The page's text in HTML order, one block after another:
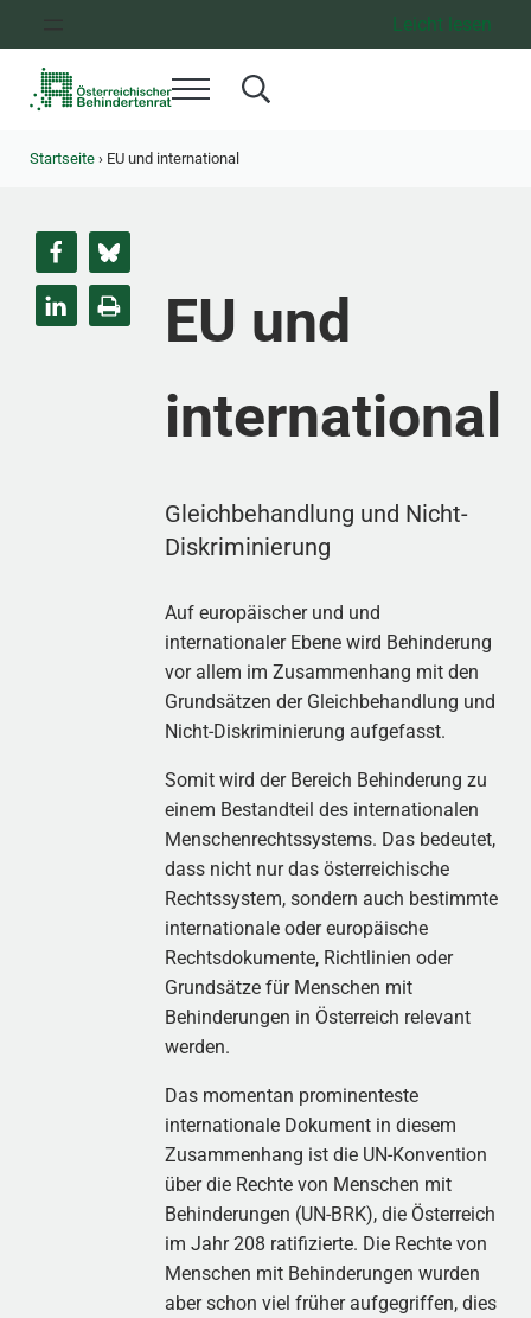
Leicht lesen
Menü Search...
Startseite ›EU und international
EU und
international
Gleichbehandlung und Nicht-
Diskriminierung
Auf europäischer und und
internationaler Ebene wird Behinderung
vor allem im Zusammenhang mit den
Grundsätzen der Gleichbehandlung und
Nicht-Diskriminierung aufgefasst.
Somit wird der Bereich Behinderung zu
einem Bestandteil des internationalen
Menschenrechtssystems. Das bedeutet,
dass nicht nur das österreichische
Rechtssystem, sondern auch bestimmte
internationale oder europäische
Rechtsdokumente, Richtlinien oder
Grundsätze für Menschen mit
Behinderungen in Österreich relevant
werden.
Das momentan prominenteste
internationale Dokument in diesem
Zusammenhang ist die UN-Konvention
über die Rechte von Menschen mit
Behinderungen (UN-BRK), die Österreich
im Jahr 208 ratifizierte. Die Rechte von
Menschen mit Behinderungen wurden
aber schon viel früher aufgegriffen, dies